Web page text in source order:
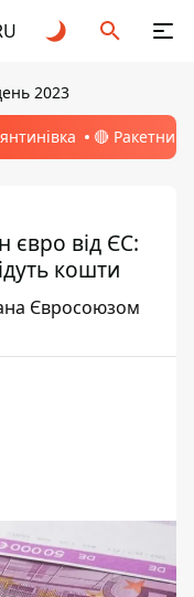
2023
🔴 Ракетний
євро від ЄС:
кошти
Євросоюзом